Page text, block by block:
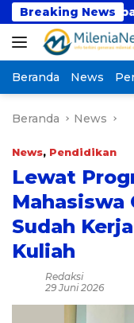
Langsung
ke
konten
Breaking News
Maba
Beranda News
Beranda News
News, Pendidikan
Lewat
Mahasiswa
Sudah
Kuliah
Redaksi
29 Juni 2026